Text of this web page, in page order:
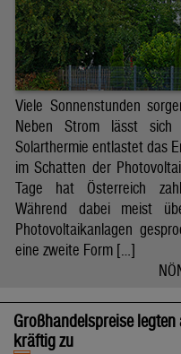
Viele Sonnenstunden
Neben Strom lässt sich
Solarthermie entlastet das
im Schatten der
Tage hat Österreich
Während dabei meist
Photovoltaikanlagen
eine zweite Form […]
Großhandelspreise
kräftig zu